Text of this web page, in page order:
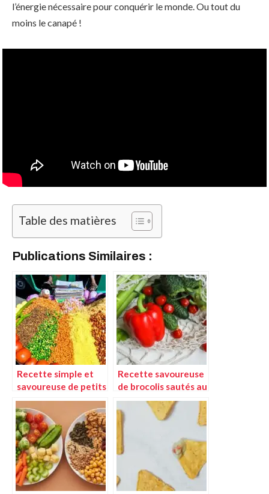
l’énergie nécessaire pour conquérir le monde. Ou tout du
moins le canapé !
Table des matières
Publications Similaires :
Recette simple et
savoureuse de petits
pois à la française
Recette savoureuse
de brocolis sautés au
jambon